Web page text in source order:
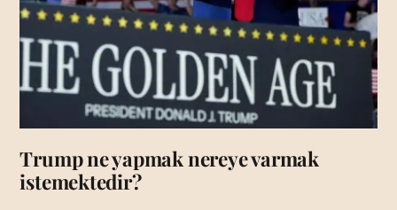
Trump ne yapmak nereye varmak
istemektedir?